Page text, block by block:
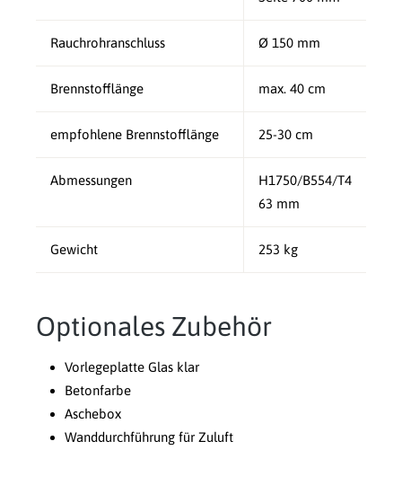
Rauchrohranschluss Ø 150 mm
Brennstofflänge max. 40 cm
empfohlene Brennstofflänge 25-30 cm
Abmessungen
H1750/B554/T4
63 mm
Gewicht 253 kg
Optionales Zubehör
Vorlegeplatte Glas klar
Betonfarbe
Aschebox
Wanddurchführung für Zuluft